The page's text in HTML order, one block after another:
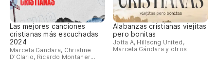
Las mejores canciones
cristianas más escuchadas
2024
Marcela Gandara, Christine
D'Clario, Ricardo Montaner...
Alabanzas cristianas viejitas
pero bonitas
Jotta A, Hillsong United,
Marcela Gándara y otros